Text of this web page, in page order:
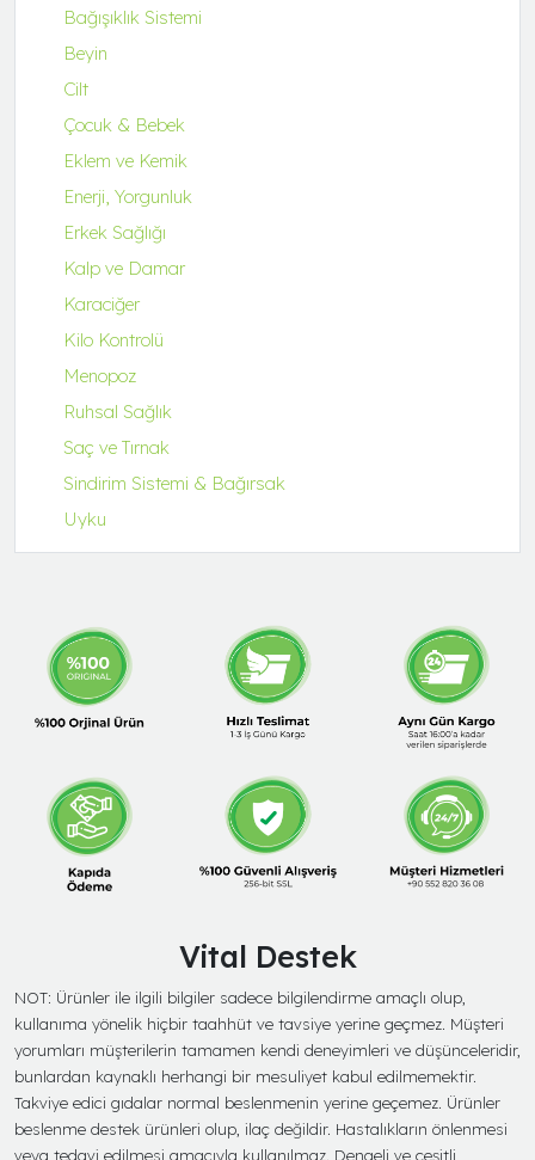
Q-UZU
ROBİN&ODİN
Bağışıklık Sistemi
Beyin
Cilt
Çocuk & Bebek
Eklem ve Kemik
Enerji, Yorgunluk
Erkek Sağlığı
Kalp ve Damar
Karaciğer
Kilo Kontrolü
Menopoz
Ruhsal Sağlık
Saç ve Tırnak
Sindirim Sistemi & Bağırsak
Uyku
Vital Destek
NOT: Ürünler ile ilgili bilgiler sadece bilgilendirme amaçlı olup,
kullanıma yönelik hiçbir taahhüt ve tavsiye yerine geçmez. Müşteri
yorumları müşterilerin tamamen kendi deneyimleri ve düşünceleridir,
bunlardan kaynaklı herhangi bir mesuliyet kabul edilmemektir.
Takviye edici gıdalar normal beslenmenin yerine geçemez. Ürünler
beslenme destek ürünleri olup, ilaç değildir. Hastalıkların önlenmesi
veya tedavi edilmesi amacıyla kullanılmaz. Dengeli ve çeşitli